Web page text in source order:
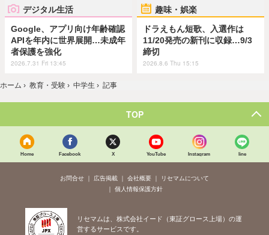
デジタル生活
Google、アプリ向け年齢確認
APIを年内に世界展開…未成年
者保護を強化
2026.7.31 Fri 13:45
趣味・娯楽
ドラえもん短歌、入選作は
11/20発売の新刊に収録…9/3
締切
2026.8.6 Thu 15:15
ホーム › 教育・受験 › 中学生 › 記事
TOP
Home Facebook X YouTube Instagram line
お問合せ 広告掲載 会社概要
リセマムについて
個人情報保護方針
リセマムは、株式会社イード（東証グロース上場）の運
営するサービスです。